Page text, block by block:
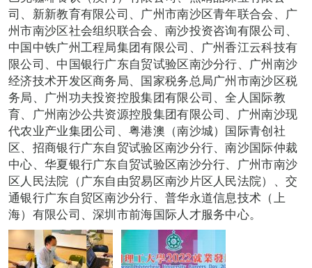
司、新新教育有限公司、广州市南沙区青年联合会、广
州市南沙区社会组织联合会、南沙投资咨询有限公司、
中国中铁广州工程局集团有限公司、广州香江云科技有
限公司、中国银行广东自贸试验区南沙分行、广州南沙
经济技术开发区商务局、国家税务总局广州市南沙区税
务局、广州功夫投资控股集团有限公司、全人国际教
育、广州南沙公共资源控股集团有限公司、广州南沙现
代农业产业集团公司、粤港澳（南沙城）国际青创社
区、招商银行广东自贸试验区南沙分行、南沙国际仲裁
中心、华夏银行广东自贸试验区南沙分行、广州市南沙
区人民法院（广东自由贸易区南沙片区人民法院）、交
通银行广东自贸区南沙分行、普华永道信息技术（上
海）有限公司、深圳市前海国际人才服务中心。